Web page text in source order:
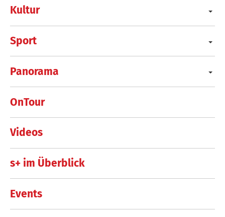
Kultur
Sport
Panorama
OnTour
Videos
s+ im Überblick
Events